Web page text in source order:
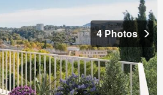
4 Photos